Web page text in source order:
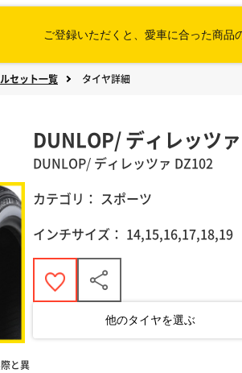
ご登録いただくと、愛車に合った商品
セット一覧 タイヤ詳細
と異
DUNLOP/ ディレッツ
DUNLOP/ ディレッツァ DZ102
カテゴリ： スポーツ
インチサイズ： 14,15,16,17,18,19
他のタイヤを選ぶ